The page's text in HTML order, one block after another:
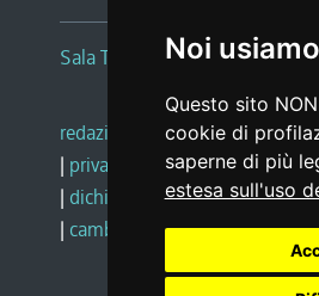
Noi
Questo sito
cookie di
saperne di più
estesa sull'uso
Sala Tiziano Tessitori
redazione web |note legali |
| privacy
social media policy
| dichiarazione di accessibilità
| cambio preferenze cookie